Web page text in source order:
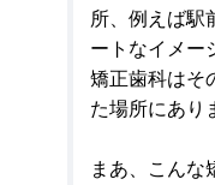
所、例えば駅
ートなイメー
矯正歯科はそ
た場所にあり
まあ、こんな